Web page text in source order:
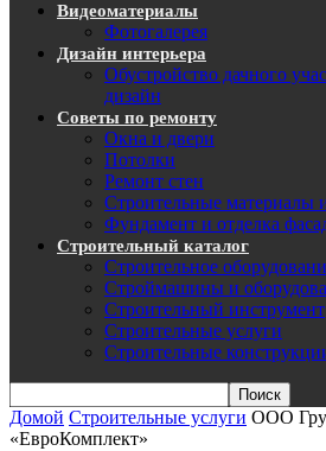
Видеоматериалы
Фотогалерея
Дизайн интерьера
Обустройство дачного
дизайн
Советы по ремонту
Окна и двери
Потолки
Ремонт стен
Строительные материалы
Фундамент и отделка
Строительный каталог
Строительное
Строймашины и
Строительный инструмент
Строительные услуги
Строительные
Домой Строительные услуги ООО
«ЕвроКомплект»